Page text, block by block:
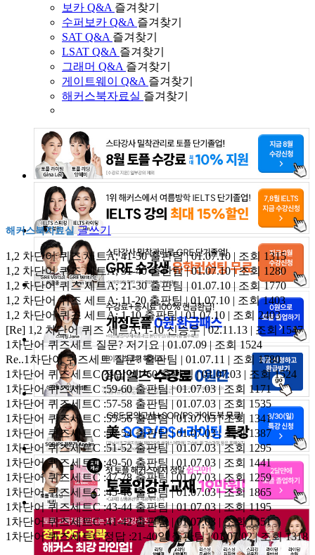
보카 Q&A 즐겨찾기
수퍼보카 Q&A 즐겨찾기
SAT Q&A 즐겨찾기
LSAT Q&A 즐겨찾기
그래머 Q&A 즐겨찾기
게이트웨이 Q&A 즐겨찾기
해커스북자료실 즐겨찾기
해커스북자료실 글쓰기
1,2 차단어 퀴즈 세트A; 41-50출판팀 | 01.07.10 | 조회 1315
1,2 차단어 퀴즈 세트A; 31-40출판팀 | 01.07.10 | 조회 1280
1,2 차단어 퀴즈 세트A; 21-30출판팀 | 01.07.10 | 조회 1770
1,2 차단어 퀴즈 세트A; 11-20출판팀 | 01.07.10 | 조회 1403
1,2 차단어 퀴즈 세트A; 1-10출판팀 | 01.07.10 | 조회 2403
[Re] 1,2 차단어 퀴즈 세트A; 1-10신승우 | 02.11.13 | 조회 1547
1차단어 퀴즈세트 질문?저기요 | 01.07.09 | 조회 1524
Re..1차단어 퀴즈세트 질문?출판팀 | 01.07.11 | 조회 1780
1차단어 퀴즈세트C 정답 :41-60출판팀 | 01.07.03 | 조회 1524
1차단어 퀴즈세트C :59-60출판팀 | 01.07.03 | 조회 1171
1차단어 퀴즈세트C :57-58출판팀 | 01.07.03 | 조회 1535
1차단어 퀴즈세트C :55-56출판팀 | 01.07.03 | 조회 1341
1차단어 퀴즈세트C :53-54출판팀 | 01.07.03 | 조회 1387
1차단어 퀴즈세트C :51-52출판팀 | 01.07.03 | 조회 1295
1차단어 퀴즈세트C :49-50 출판팀 | 01.07.03 | 조회 1441
1차단어 퀴즈세트C :47-78출판팀 | 01.07.03 | 조회 1259
1차단어 퀴즈세트C :45-46출판팀 | 01.07.03 | 조회 1865
1차단어 퀴즈세트C :43-44출판팀 | 01.07.03 | 조회 1195
1차단어 퀴즈세트C :41-42출판팀 | 01.07.03 | 조회 1351
1차단어 퀴즈세트C 정답 :21-40일출판팀 | 01.07.02 | 조회 1318